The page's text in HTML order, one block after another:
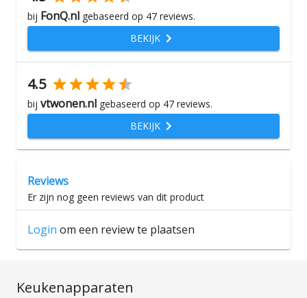
bij FonQ.nl gebaseerd op 47 reviews.
BEKIJK
4.5
bij vtwonen.nl gebaseerd op 47 reviews.
BEKIJK
Reviews
Er zijn nog geen reviews van dit product
Login om een review te plaatsen
Keukenapparaten